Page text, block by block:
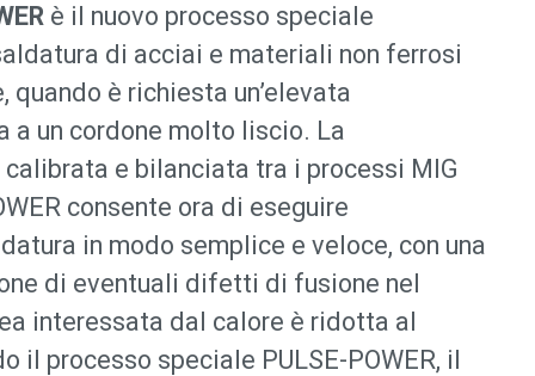
è il nuovo processo speciale
di acciai e materiali non ferrosi
quando è richiesta un’elevata
a un cordone molto liscio. La
e bilanciata tra i processi MIG
consente ora di eseguire
in modo semplice e veloce, con una
di eventuali difetti di fusione nel
interessata dal calore è ridotta al
il processo speciale PULSE-POWER, il